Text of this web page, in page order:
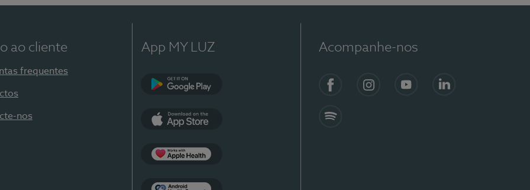
ao cliente
frequentes
nos
App MY LUZ Acompanhe-nos